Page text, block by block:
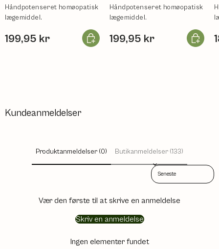
Håndpotenseret homøopatisk
lægemiddel.
199,95 kr Læg i kurv
Håndpotenseret homøopatisk
lægemiddel.
199,95 kr Læg i
Kundeanmeldelser
Produktanmeldelser (0) Butikanmeldelser (133)
Sort reviews by
Vær den første til at skrive en anmeldelse
Skriv en anmeldelse
Ingen elementer fundet